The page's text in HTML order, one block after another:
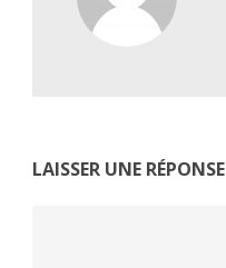
LAISSER UNE RÉPONSE